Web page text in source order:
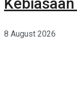
8 August 2026